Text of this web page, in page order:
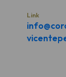
Link